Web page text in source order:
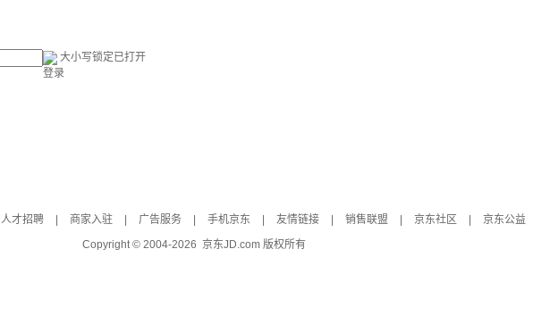
大小写锁定已打开
登录
人才招聘 商家入驻 广告服务 手机京东 友情链接 销售联盟 京东社区
京东公益
Copyright © 2004-2026 京东JD.com 版权所有